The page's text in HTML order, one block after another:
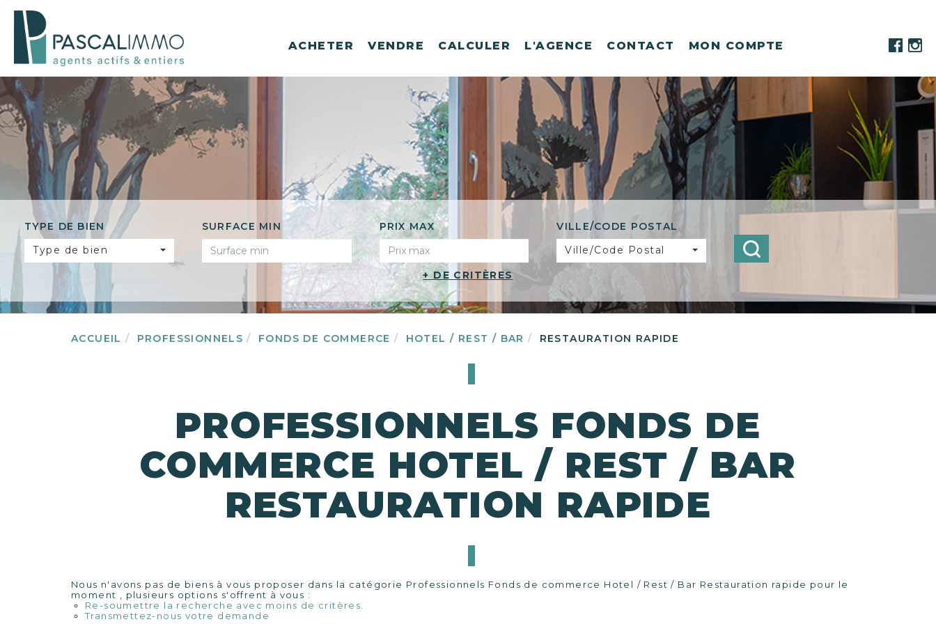
ACHETER VENDRE CALCULER L'AGENCE CONTACT MON COMPTE
TYPE DE BIEN
Type de bien
SURFACE MIN PRIX MAX
VILLE/CODE POSTAL
Ville/Code Postal
+ DE CRITÈRES
ACCUEIL PROFESSIONNELS FONDS DE COMMERCE HOTEL / REST / BAR RESTAURATION RAPIDE
PROFESSIONNELS FONDS DE
COMMERCE HOTEL / REST / BAR
RESTAURATION RAPIDE
Nous n'avons pas de biens à vous proposer dans la catégorie Professionnels Fonds de commerce Hotel / Rest / Bar Restauration rapide pour le
moment , plusieurs options s'offrent à vous :
Re-soumettre la recherche avec moins de critères.
Transmettez-nous votre demande